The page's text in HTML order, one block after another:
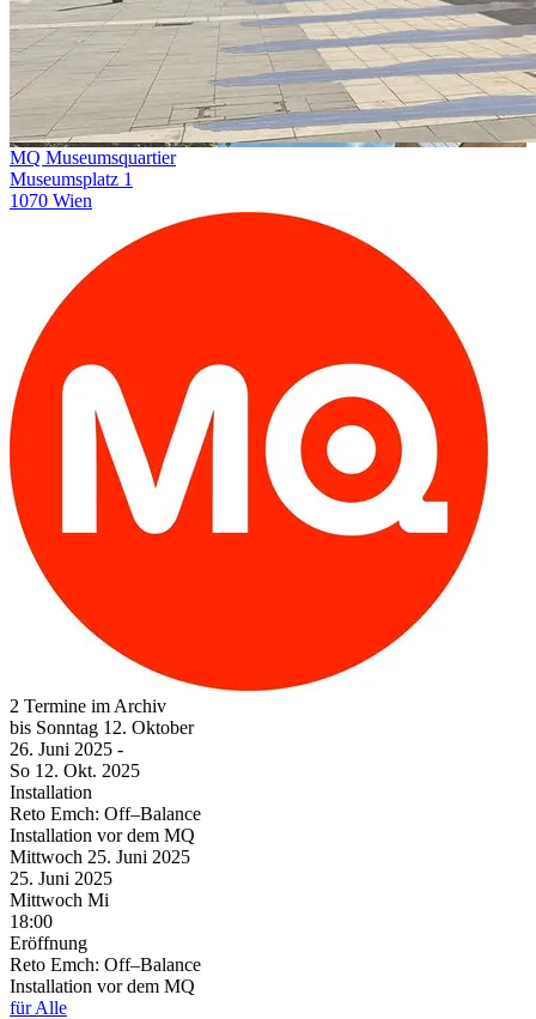
MQ Museumsquartier
Museumsplatz 1
1070 Wien
2 Termine im Archiv
bis Sonntag 12. Oktober
26. Juni 2025 -
So 12. Okt. 2025
Installation
Reto Emch: Off–Balance
Installation vor dem MQ
Mittwoch 25. Juni 2025
25. Juni 2025
Mittwoch Mi
18:00
Eröffnung
Reto Emch: Off–Balance
Installation vor dem MQ
für Alle